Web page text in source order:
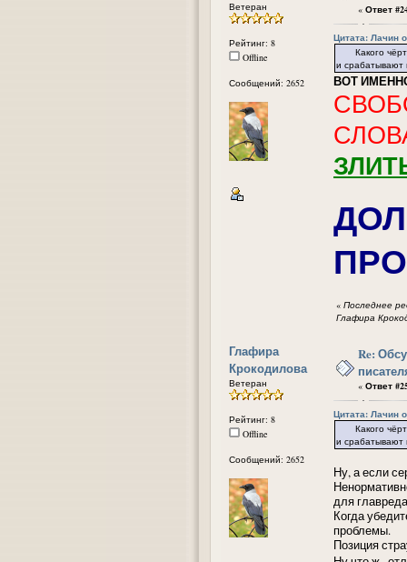
Ветеран
Рейтинг: 8
Offline
Сообщений: 2652
« Ответ
Цитата: Лачин
Какого
и срабатывают
ВОТ
« Последнее
Глафира
Глафира
Крокодилова
Ветеран
Рейтинг: 8
Offline
Сообщений: 2652
Re:
« Ответ
Цитата: Лачин
Какого
и срабатывают
Ну, а если
для
Когда
проблемы.
Позиция